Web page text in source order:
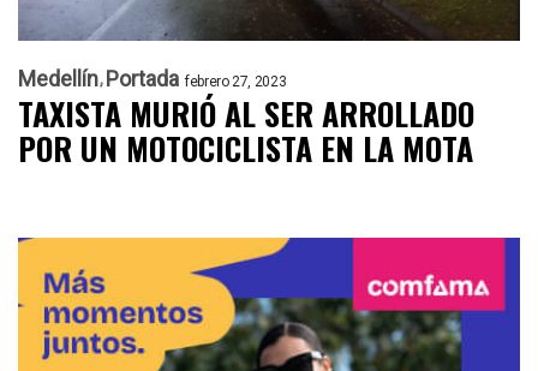
Medellín Portada febrero 27, 2023
TAXISTA MURIÓ AL SER ARROLLADO
POR UN MOTOCICLISTA EN LA MOTA